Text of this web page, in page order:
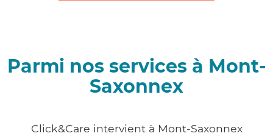
Parmi nos services à Mont-
Saxonnex
Click&Care intervient à Mont-Saxonnex